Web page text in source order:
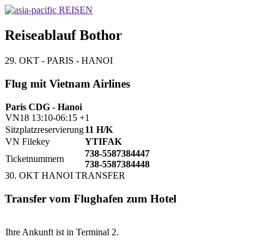
Reiseablauf Bothor
29. OKT - PARIS - HANOI
Flug mit Vietnam Airlines
Paris CDG - Hanoi
VN18 13:10-06:15 +1
Sitzplatzreservierung11 H/K
VN Filekey
YTIFAK
Ticketnummern
738-5587384447
738-5587384448
30. OKT HANOI TRANSFER
Transfer vom Flughafen zum Hotel
Ihre Ankunft ist in Terminal 2.